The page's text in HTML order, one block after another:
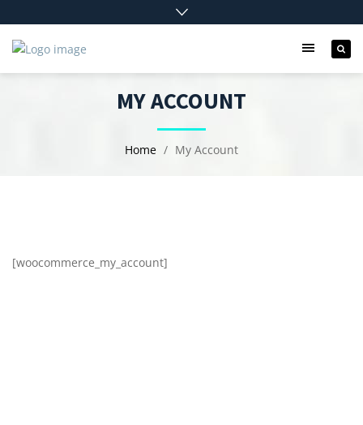
MY ACCOUNT
Home My Account
[woocommerce_my_account]